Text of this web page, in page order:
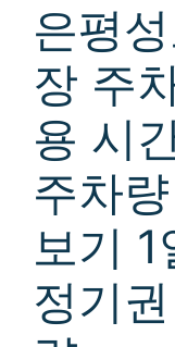
은평
장 주
용 시
주차
보기 1
정기